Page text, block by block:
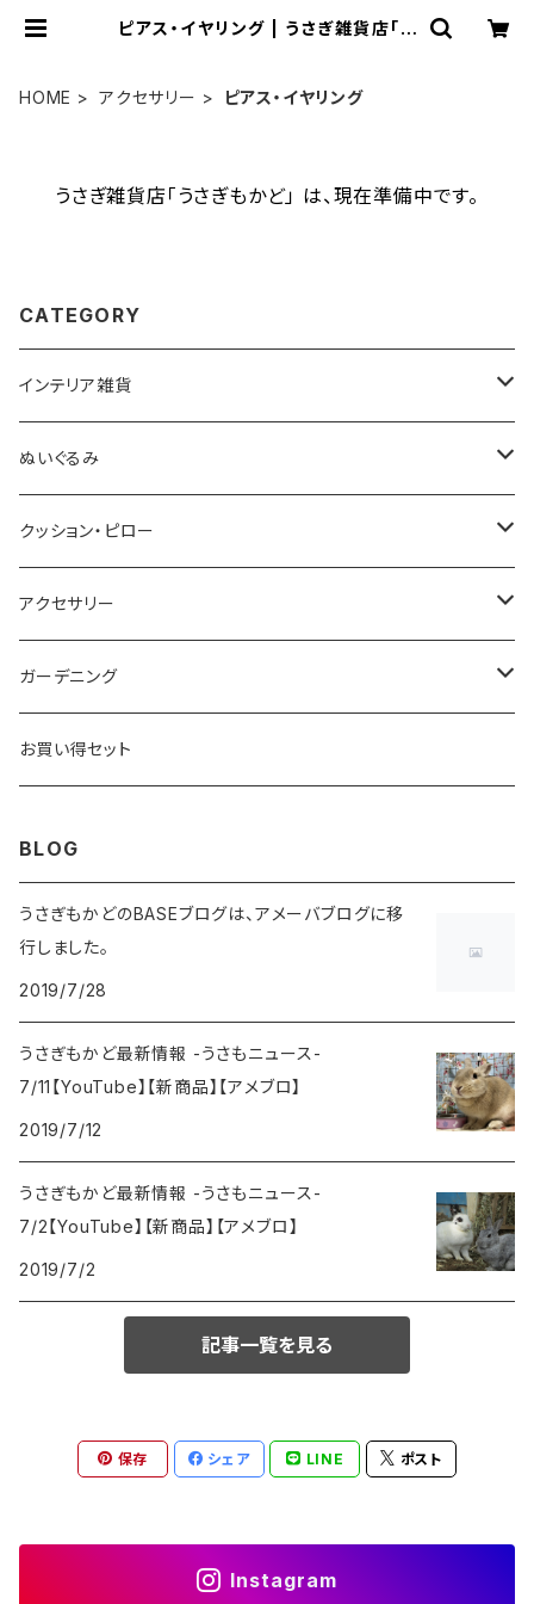
ピアス・イヤリング | うさぎ雑貨店「う
HOME アクセサリー ピアス・イヤリング
うさぎ雑貨店「うさぎもかど」 は、現在準備中です。
CATEGORY
インテリア雑貨
小型オブジェ（20センチ未満）
中型オブジェ（20センチ以上）
貯金箱
小物入れ
飾り皿
ぬいぐるみ
中型（50センチから100センチ未満）
大型（100センチ以上）
クッション・ピロー
抱き枕
ネックピロー
腰枕
アクセサリー
ヘアアクセサリー
ペンダント・ネックレス
ガーデニング
ガーデンオーナメント
お買い得セット
BLOG
うさぎもかどのBASEブログは、アメーバブログに移
行しました。
2019/7/28
うさぎもかど最新情報 -うさもニュース-
7/11【YouTube】【新商品】【アメブロ】
2019/7/12
うさぎもかど最新情報 -うさもニュース-
7/2【YouTube】【新商品】【アメブロ】
2019/7/2
記事一覧を見る
保存 シェア LINE ポスト
Instagram